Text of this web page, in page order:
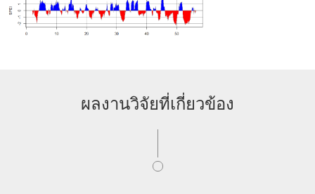
ผลงานวิจัยที่เกี่ยวข้อง